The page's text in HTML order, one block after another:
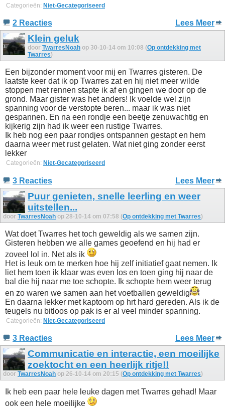
Categorieën: Niet-Gecategoriseerd
2 Reacties Lees Meer
Klein geluk
door TwarresNoah op 30-10-14 om 10:08 (Op ontdekking met
Twarres)
Een bijzonder moment voor mij en Twarres gisteren. De
laatste keer dat ik op Twarres zat en hij niet meer wilde
stoppen met rennen stapte ik af en gingen we door op de
grond. Maar gister was het anders! Ik voelde wel zijn
spanning voor de verstopte beren... maar ik was niet
gespannen. En na een rondje een beetje zenuwachtig en
kijkerig zijn had ik weer een rustige Twarres.
Ik heb nog een paar rondjes ontspannen gestapt en hem
daarna weer met rust gelaten. Wat niet ging zonder eerst
lekker
Categorieën: Niet-Gecategoriseerd
3 Reacties Lees Meer
Puur genieten, snelle leerling en weer
uitstellen...
door TwarresNoah op 28-10-14 om 07:58 (Op ontdekking met Twarres)
Wat doet Twarres het toch geweldig als we samen zijn.
Gisteren hebben we alle games geoefend en hij had er
zoveel lol in. Net als ik
Het is leuk om te merken hoe hij zelf initiatief gaat nemen. Ik
liet hem toen ik klaar was even los en toen ging hij naar de
bal die hij naar me toe schopte. Ik schopte hem weer terug
en zo waren we samen aan het voetballen geweldig
En daarna lekker met kaptoom op hrt hard gereden. Als ik de
teugels nu bitloos op pak is er al veel minder spanning.
Categorieën: Niet-Gecategoriseerd
3 Reacties Lees Meer
Communicatie en interactie, een moeilijke
zoektocht en een heerlijk ritje!!
door TwarresNoah op 26-10-14 om 20:15 (Op ontdekking met Twarres)
Ik heb een paar hele leuke dagen met Twarres gehad! Maar
ook een hele moeilijke